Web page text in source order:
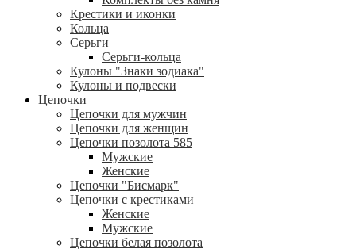
Крестики и иконки
Кольца
Серьги
Серьги-кольца
Кулоны "Знаки зодиака"
Кулоны и подвески
Цепочки
Цепочки для мужчин
Цепочки для женщин
Цепочки позолота 585
Мужские
Женские
Цепочки "Бисмарк"
Цепочки с крестиками
Женские
Мужские
Цепочки белая позолота